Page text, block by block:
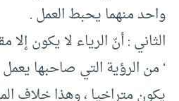
واحد منهما يحبط العمل .
الثاني : أنّ الرياء لا يكون إلا
‘ من الرؤية التي صاحبها
يكون متراخيا ، وهذا خلاف